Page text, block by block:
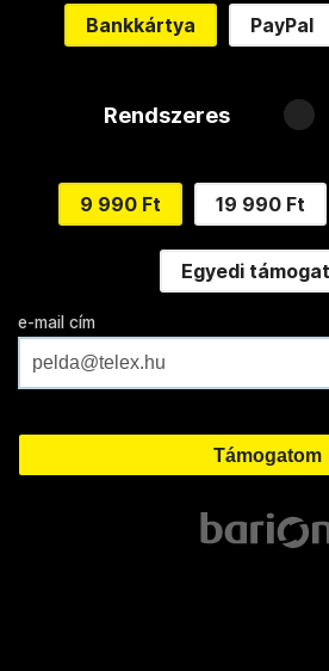
Bankkártya PayPal
Rendszeres
9 990 Ft 19 990 Ft
Egyedi
e-mail cím